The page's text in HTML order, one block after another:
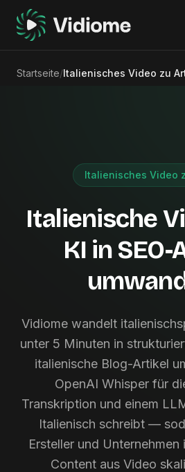
Startseite/Italienisches Video zu
Italienisches Video
Italienische
KI in
Vidiome wandelt
unter 5 Minuten in
italienische Blog-Artikel
OpenAI Whisper für
Transkription und einem
Italienisch schreibt —
Ersteller und
Content aus Video